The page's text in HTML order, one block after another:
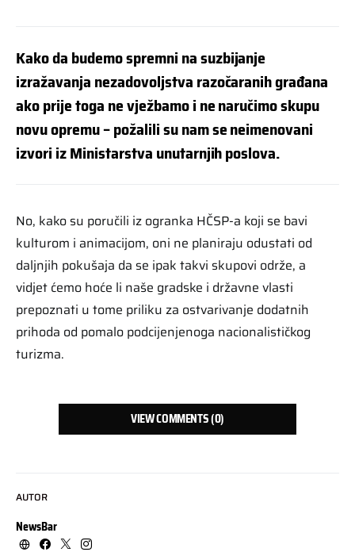
AUTOR
NewsBar
Kako da budemo spremni na suzbijanje
izražavanja nezadovoljstva razočaranih građana
ako prije toga ne vježbamo i ne naručimo skupu
novu opremu – požalili su nam se neimenovani
izvori iz Ministarstva unutarnjih poslova.
No, kako su poručili iz ogranka HČSP-a koji se bavi
kulturom i animacijom, oni ne planiraju odustati od
daljnjih pokušaja da se ipak takvi skupovi održe, a
vidjet ćemo hoće li naše gradske i državne vlasti
prepoznati u tome priliku za ostvarivanje dodatnih
prihoda od pomalo podcijenjenoga nacionalističkog
turizma.
VIEW COMMENTS (0)